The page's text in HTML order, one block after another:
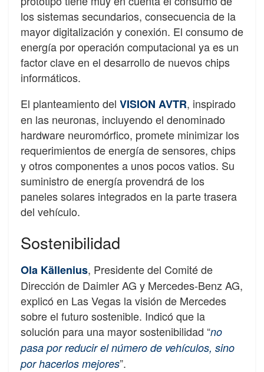
los sistemas secundarios, consecuencia de la
mayor digitalización y conexión. El consumo de
energía por operación computacional ya es un
factor clave en el desarrollo de nuevos chips
informáticos.
El planteamiento del VISION AVTR, inspirado
en las neuronas, incluyendo el denominado
hardware neuromórfico, promete minimizar los
requerimientos de energía de sensores, chips
y otros componentes a unos pocos vatios. Su
suministro de energía provendrá de los
paneles solares integrados en la parte trasera
del vehículo.
Sostenibilidad
Ola Källenius, Presidente del Comité de
Dirección de Daimler AG y Mercedes-Benz AG,
explicó en Las Vegas la visión de Mercedes
sobre el futuro sostenible. Indicó que la
solución para una mayor sostenibilidad “no
pasa por reducir el número de vehículos, sino
por hacerlos mejores”.